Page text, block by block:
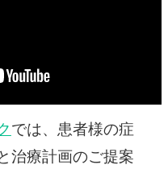
では、患者様の症
治療計画のご提案